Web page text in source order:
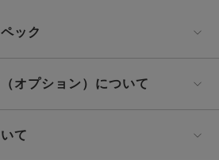
ック
オプション）について
て